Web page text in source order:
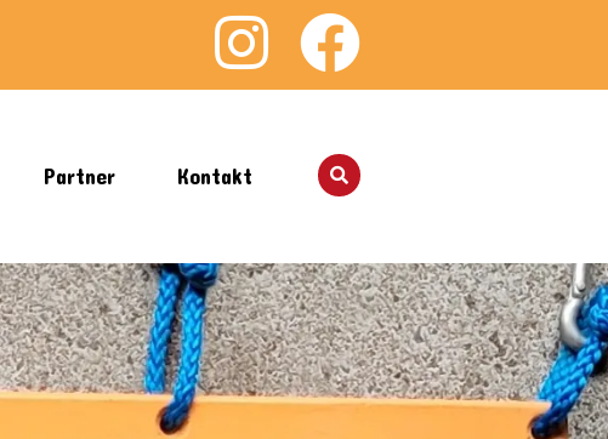
Partner Kontakt